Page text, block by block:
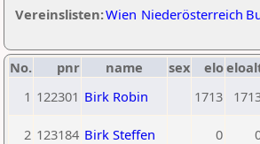
Vereinslisten:Wien Niederösterreich
No. pnr name sex elo
1 122301 Birk Robin 1713
2 123184 Birk Steffen 0